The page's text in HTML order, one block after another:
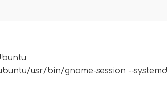
usr/bin/gnome-session --systemd